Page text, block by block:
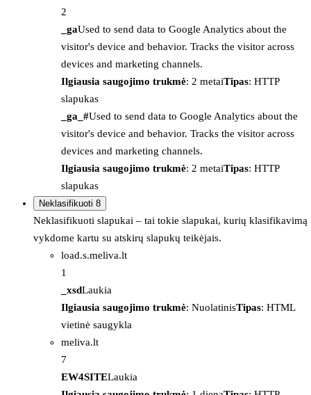
2
_gaUsed to send data to Google Analytics about the
visitor's device and behavior. Tracks the visitor across
devices and marketing channels.
Ilgiausia saugojimo trukmė: 2 metaiTipas: HTTP
slapukas
_ga_#Used to send data to Google Analytics about the
visitor's device and behavior. Tracks the visitor across
devices and marketing channels.
Ilgiausia saugojimo trukmė: 2 metaiTipas: HTTP
slapukas
Neklasifikuoti 8
Neklasifikuoti slapukai – tai tokie slapukai, kurių klasifikavimą
vykdome kartu su atskirų slapukų teikėjais.
load.s.meliva.lt
1
_xsdLaukia
Ilgiausia saugojimo trukmė: NuolatinisTipas: HTML
vietinė saugykla
meliva.lt
7
EW4SITELaukia